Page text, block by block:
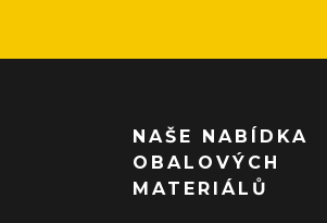
NAŠE NABÍDKA
OBALOVÝCH
MATERIÁLŮ